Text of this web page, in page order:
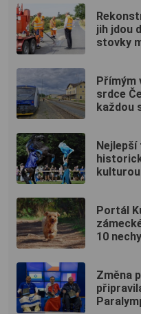
jih jdou
stovky
Přímým
srdce
každou
Nejlepší
kulturou
Portál
10
Změna